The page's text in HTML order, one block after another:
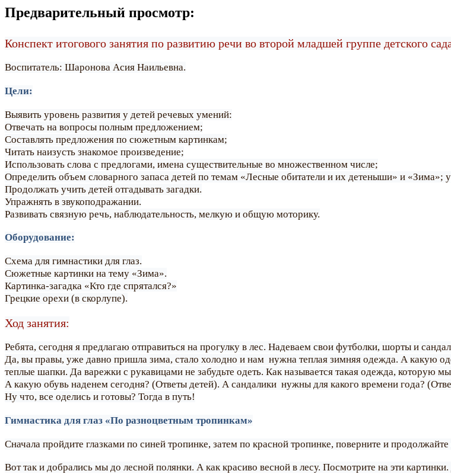
Предварительный просмотр:
Конспект итогового занятия по развитию речи во второй младшей группе детского
Воспитатель: Шаронова Асия Наильевна.
Цели:
Выявить уровень развития у детей речевых умений:
Отвечать на вопросы полным предложением;
Составлять предложения по сюжетным картинкам;
Читать наизусть знакомое произведение;
Использовать слова с предлогами, имена существительные во множественном числе;
Определить объем словарного запаса детей по темам «Лесные обитатели и их детеныши» и «Зима»;
Продолжать учить детей отгадывать загадки.
Упражнять в звукоподражании.
Развивать связную речь, наблюдательность, мелкую и общую моторику.
Оборудование:
Схема для гимнастики для глаз.
Сюжетные картинки на тему «Зима».
Картинка-загадка «Кто где спрятался?»
Грецкие орехи (в скорлупе).
Ход занятия:
Ребята, сегодня я предлагаю отправиться на прогулку в лес. Надеваем свои футболки, шорты и
Да, вы правы, уже давно пришла зима, стало холодно и нам нужна теплая зимняя одежда. А какую
теплые шапки. Да варежки с рукавицами не забудьте одеть. Как называется такая одежда, которую
А какую обувь наденем сегодня? (Ответы детей). А сандалики нужны для какого времени года?
Ну что, все оделись и готовы? Тогда в путь!
Гимнастика для глаз «По разноцветным тропинкам»
Сначала пройдите глазками по синей тропинке, затем по красной тропинке, поверните и
Вот так и добрались мы до лесной полянки. А как красиво весной в лесу. Посмотрите на эти